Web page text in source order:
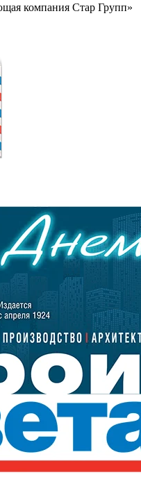
компания Стар Групп»